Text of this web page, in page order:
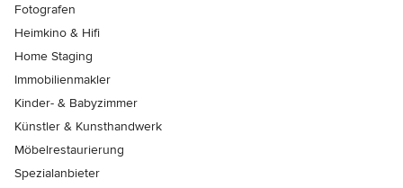
Fotografen
Heimkino & Hifi
Home Staging
Immobilienmakler
Kinder- & Babyzimmer
Künstler & Kunsthandwerk
Möbelrestaurierung
Spezialanbieter